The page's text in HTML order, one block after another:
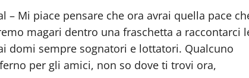
– Mi piace pensare che ora avrai quella pace
magari dentro una fraschetta a raccontarci
domi sempre sognatori e lottatori. Qualcuno
per gli amici, non so dove ti trovi ora,